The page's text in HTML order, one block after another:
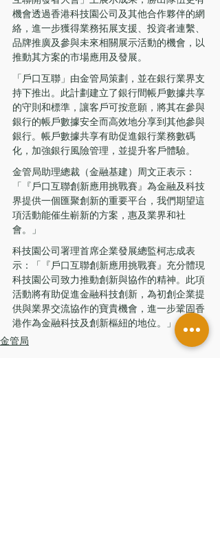
機會透過香港科技園公司及其他合作夥伴的網
絡，進一步獲得業務拓展支援、投資者連繫、
品牌推廣及參與未來相關展示活動的機會，以
推動其方案的市場應用及發展。
「戶口互聯」由金管局策劃，並在銀行業界支
持下推出。此計劃建立了銀行間帳戶數據共享
的守則和標準，讓客戶可按意願，將其在參與
銀行的帳戶數據安全而高效地分享到其他參與
銀行。帳戶數據共享有助促進銀行業務數碼
化，加強銀行風險管理，並提升客戶體驗。
金管局助理總裁（金融基建）周文正表示：
「『戶口互聯創新應用挑戰賽』為金融及科技
界提供一個匯聚創新的重要平台，我們期望這
項活動能催生嶄新的方案，惠及業界和社
會。」
科技園公司署理首席企業發展總監柯志成表
示：「『戶口互聯創新應用挑戰賽』充分體現
科技園公司致力推動創新與協作的精神。此項
活動將有助促進金融科技創新，為初創企業提
供與業界交流協作的寶貴機會，進一步鞏固香
港作為金融科技及創新樞紐的地位。」
金管局